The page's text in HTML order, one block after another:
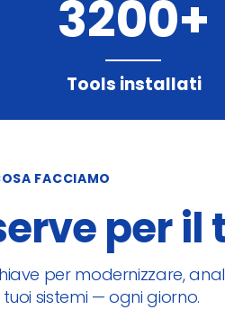
3200+
Tools installati
FACCIAMO
per il
per modernizzare,
sistemi — ogni giorno.